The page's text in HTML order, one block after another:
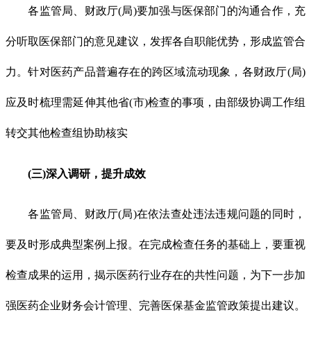
各监管局、财政厅(局)要加强与医保部门的沟通合作，充
分听取医保部门的意见建议，发挥各自职能优势，形成监管合
力。针对医药产品普遍存在的跨区域流动现象，各财政厅(局)
应及时梳理需延伸其他省(市)检查的事项，由部级协调工作组
转交其他检查组协助核实
(三)深入调研，提升成效
各监管局、财政厅(局)在依法查处违法违规问题的同时，
要及时形成典型案例上报。在完成检查任务的基础上，要重视
检查成果的运用，揭示医药行业存在的共性问题，为下一步加
强医药企业财务会计管理、完善医保基金监管政策提出建议。